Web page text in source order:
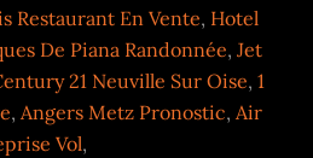
Restaurant En Vente, Hotel
De Piana Randonnée,Jet
21 Neuville Sur Oise,1
,Angers Metz Pronostic,Air
Vol,